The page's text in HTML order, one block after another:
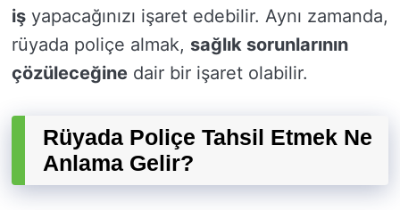
iş yapacağınızı işaret edebilir. Aynı zamanda,
rüyada poliçe almak, sağlık sorunlarının
çözüleceğine dair bir işaret olabilir.
Rüyada Poliçe Tahsil Etmek Ne
Anlama Gelir?